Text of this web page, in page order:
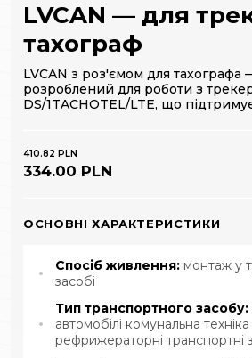
LVCAN — для
тахограф
LVCAN з роз'ємом для тахографа
розроблений для роботи з
DS/1TACHOTEL/LTE, що
410.82 PLN
334.00 PLN
ОСНОВНІ ХАРАКТЕРИСТИКИ
Спосіб живлення: монтаж у
засобі
Тип транспортного засобу:
автомобілі комунальна
рефрижераторні транспортні